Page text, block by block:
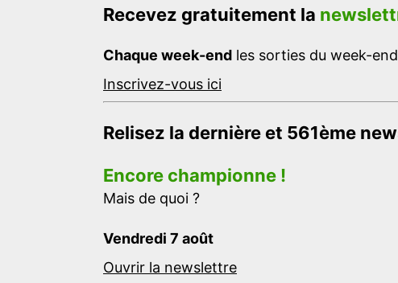
Recevez gratuitement la
Chaque week-end les sorties du week-
Inscrivez-vous ici
Relisez la dernière et 561ème
Encore championne !
Mais de quoi ?
Vendredi 7 août
Ouvrir la newslettre